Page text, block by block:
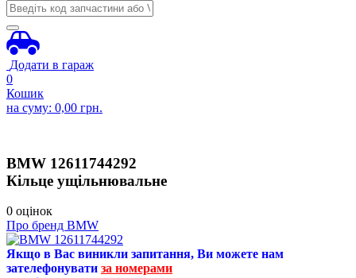
Додати в гараж
0
Кошик
на суму: 0,00 грн.
BMW 12611744292
Кільце ущільнювальне
0 оцінок
Про бренд BMW
Якщо в Вас виникли запитання, Ви можете нам
зателефонувати за номерами